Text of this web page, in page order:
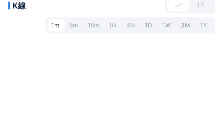
K線
1m 5m 15m 1H 4H 1D 1W 3M 1Y